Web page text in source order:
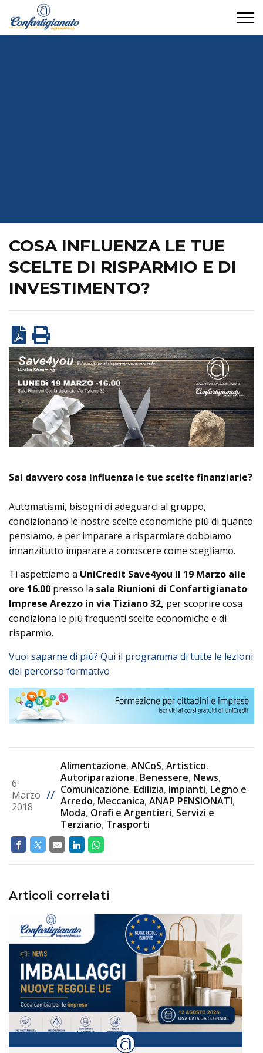
COSA INFLUENZA LE TUE
SCELTE DI RISPARMIO E DI
INVESTIMENTO?
Sai davvero cosa influenza le tue scelte finanziarie?
Automatismi, bisogni di adeguarci al gruppo,
condizionano le nostre scelte economiche più di quanto
pensiamo, e per imparare a risparmiare dobbiamo
innanzitutto imparare a conoscere come scegliamo.
Ti aspettiamo a UniCredit Save4you il 19 Marzo alle
ore 16.00 presso la sala Riunioni di Confartigianato
Imprese Arezzo in via Tiziano 32, per scoprire cosa
condiziona le più frequenti scelte economiche e di
risparmio.
Vuoi saparne di più? Qui il programma di tutte le lezioni
del percorso formativo
6
Marzo
2018
//
Alimentazione, ANCoS, Artistico,
Autoriparazione, Benessere, News,
Comunicazione, Edilizia, Impianti, Legno e
Arredo, Meccanica, ANAP PENSIONATI,
Moda, Orafi e Argentieri, Servizi e
Terziario, Trasporti
Articoli correlati